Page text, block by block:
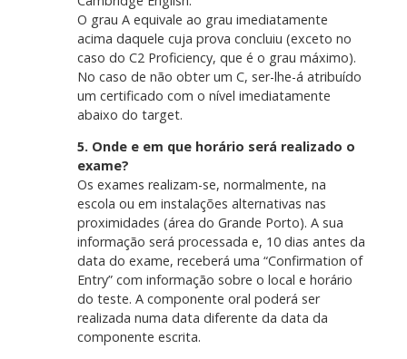
O grau A equivale ao grau imediatamente
acima daquele cuja prova concluiu (exceto no
caso do C2 Proficiency, que é o grau máximo).
No caso de não obter um C, ser-lhe-á atribuído
um certificado com o nível imediatamente
abaixo do target.
5. Onde e em que horário será realizado o
exame?
Os exames realizam-se, normalmente, na
escola ou em instalações alternativas nas
proximidades (área do Grande Porto). A sua
informação será processada e, 10 dias antes da
data do exame, receberá uma “Confirmation of
Entry” com informação sobre o local e horário
do teste. A componente oral poderá ser
realizada numa data diferente da data da
componente escrita.